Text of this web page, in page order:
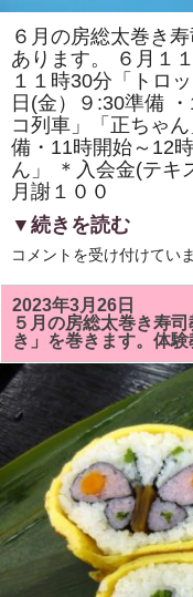
の
体
験
教
室
も
あ
り
ま
す。
は
６月の房総太巻き
あります。 ６月１
１１時30分「トロ
日(金）９:30準備
コ列車」「正ちゃ
備・11時開始～12
ん」 ＊入会金(テキ
月謝１００
▼続きを読む
６
の
房
総
太
巻
き
寿
司
教
室
は
「ト
ロ
ッ
列
車」
「正
コメントを受け付けてい
2023年3月26日
５月の房総太巻き寿
き」を巻きます。体験